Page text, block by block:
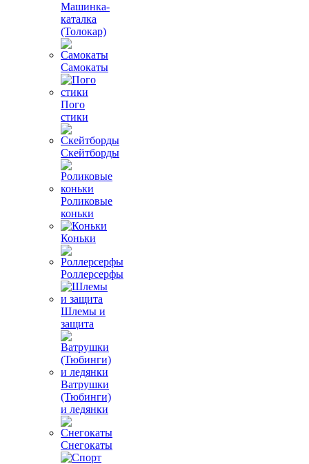
Машинка-
каталка
(Толокар)
Самокаты
Пого
стики
Скейтборды
Роликовые
коньки
Коньки
Роллерсерфы
Шлемы и
защита
Ватрушки
(Тюбинги)
и ледянки
Снегокаты